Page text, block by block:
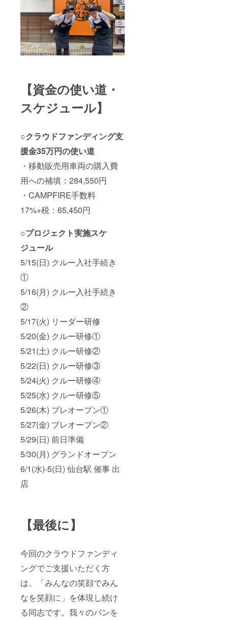
【資金の使い道・
スケジュール】
○クラウドファンディング支
援金35万円の使い道
・移動販売用車両の購入費
用への補填：284,550円
・CAMPFIRE手数料
17%+税：65,450円
○プロジェクト実施スケ
ジュール
5/15(日) クルー入社手続き
①
5/16(月) クルー入社手続き
②
5/17(火) リーダー研修
5/20(金) クルー研修①
5/21(土) クルー研修②
5/22(日) クルー研修③
5/24(火) クルー研修④
5/25(水) クルー研修⑤
5/26(木) プレオープン①
5/27(金) プレオープン②
5/29(日) 前日準備
5/30(月) グランドオープン
6/1(水)-5(日) 仙台駅 催事 出
店
【最後に】
今回のクラウドファンディ
ングでご支援いただく方
は、「みんなの笑顔でみん
なを笑顔に」を体現し続け
る同志です。我々のパンを